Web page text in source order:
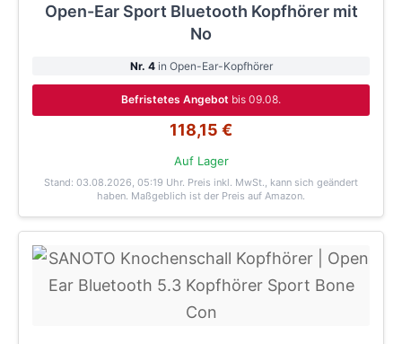
Open-Ear Sport Bluetooth Kopfhörer mit
No
Nr. 4in Open-Ear-Kopfhörer
Befristetes Angebot bis 09.08.
118,15 €
Auf Lager
Stand: 03.08.2026, 05:19 Uhr. Preis inkl. MwSt., kann sich geändert
haben. Maßgeblich ist der Preis auf Amazon.